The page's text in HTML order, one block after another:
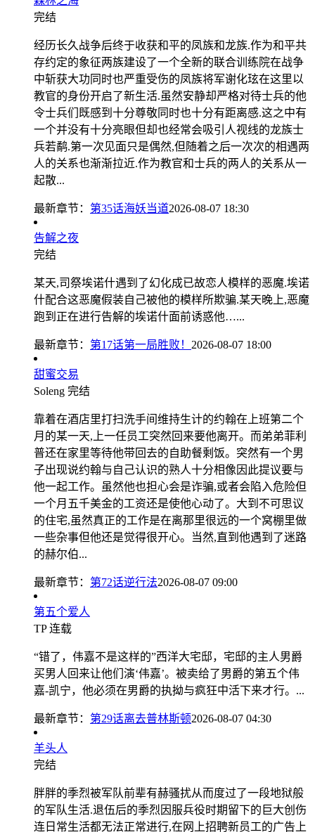
完结
经历长久战争后终于收获和平的凤族和龙族.作为和平共
存约定的象征两族建设了一个全新的联合训练院在战争
中斩获大功同时也严重受伤的凤族将军谢化玹在这里以
教官的身份开启了新生活.虽然安静却严格对待士兵的他
令士兵们既感到十分尊敬同时也十分有距离感.这之中有
一个并没有十分亮眼但却也经常会吸引人视线的龙族士
兵若鹬.第一次见面只是偶然,但随着之后一次次的相遇两
人的关系也渐渐拉近.作为教官和士兵的两人的关系从一
起散...
最新章节： 第35话海妖当道2026-08-07 18:30
告解之夜
完结
某天,司祭埃诺什遇到了幻化成已故恋人模样的恶魔.埃诺
什配合这恶魔假装自己被他的模样所欺骗.某天晚上,恶魔
跑到正在进行告解的埃诺什面前诱惑他…...
最新章节： 第17话第一局胜败！ 2026-08-07 18:00
甜蜜交易
Soleng 完结
靠着在酒店里打扫洗手间维持生计的约翰在上班第二个
月的某一天,上一任员工突然回来要他离开。而弟弟菲利
普还在家里等待他带回去的自助餐剩饭。突然有一个男
子出现说约翰与自己认识的熟人十分相像因此提议要与
他一起工作。虽然他也担心会是诈骗,或者会陷入危险但
一个月五千美金的工资还是使他心动了。大到不可思议
的住宅,虽然真正的工作是在离那里很远的一个窝棚里做
一些杂事但他还是觉得很开心。当然,直到他遇到了迷路
的赫尔伯...
最新章节： 第72话逆行法2026-08-07 09:00
第五个爱人
TP 连载
“错了，伟嘉不是这样的”西洋大宅邸，宅邸的主人男爵
买男人回来让他们演‘伟嘉’。被卖给了男爵的第五个伟
嘉-凯宁，他必须在男爵的执拗与疯狂中活下来才行。...
最新章节： 第29话离去普林斯顿2026-08-07 04:30
羊头人
完结
胖胖的季烈被军队前辈有赫骚扰从而度过了一段地狱般
的军队生活.退伍后的季烈因服兵役时期留下的巨大创伤
连日常生活都无法正常进行,在网上招聘新员工的广告上